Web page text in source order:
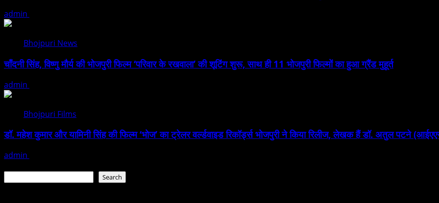
admin
Bhojpuri News
चाँदनी सिंह, विष्णु मौर्य की भोजपुरी फिल्म ‘परिवार के रखवाला’ की शूटिंग शुरू, साथ ही 11 भोजपुरी फिल्मों का हुआ ग्रैंड मुहूर्त
admin
Bhojpuri Films
डॉ. महेश कुमार और यामिनी सिंह की फिल्म ‘भोज’ का ट्रेलर वर्ल्डवाइड रिकॉर्ड्स भोजपुरी ने किया रिलीज, लेखक हैं डॉ. अतुल पटने
admin
Search